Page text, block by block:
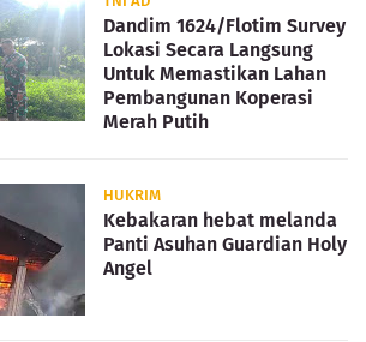
Dandim 1624/Flotim Survey
Lokasi Secara Langsung
Untuk Memastikan Lahan
Pembangunan Koperasi
Merah Putih
HUKRIM
Kebakaran hebat melanda
Panti Asuhan Guardian Holy
Angel